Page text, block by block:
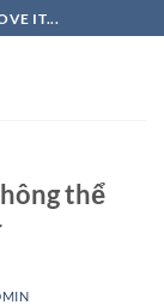
IT...
thể